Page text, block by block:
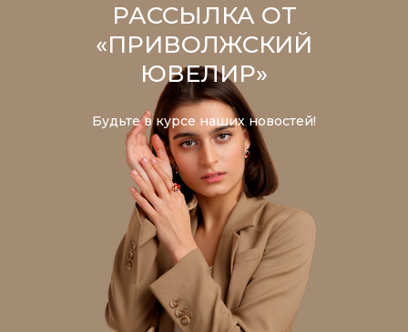
РАССЫЛКА ОТ
«ПРИВОЛЖСКИЙ
ЮВЕЛИР»
Будьте в курсе наших новостей!